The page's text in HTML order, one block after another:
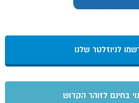
לניוזלטר שלנו
בחינם לזוהר הקדוש